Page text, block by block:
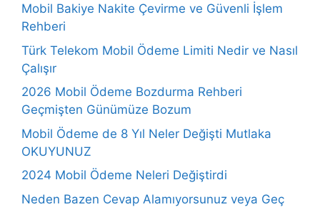
Mobil Bakiye Nakite Çevirme ve Güvenli İşlem
Rehberi
Türk Telekom Mobil Ödeme Limiti Nedir ve Nasıl
Çalışır
2026 Mobil Ödeme Bozdurma Rehberi
Geçmişten Günümüze Bozum
Mobil Ödeme de 8 Yıl Neler Değişti Mutlaka
OKUYUNUZ
2024 Mobil Ödeme Neleri Değiştirdi
Neden Bazen Cevap Alamıyorsunuz veya Geç